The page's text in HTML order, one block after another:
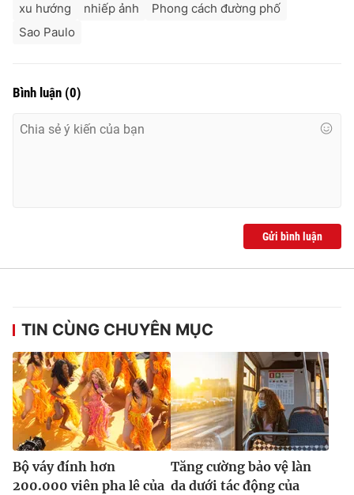
xu hướng
nhiếp ảnh
Phong cách đường phố
Sao Paulo
Bình luận (0)
Gửi bình luận
TIN CÙNG CHUYÊN MỤC
Bộ váy đính hơn
200.000 viên pha lê của
Tăng cường bảo vệ làn
da dưới tác động của